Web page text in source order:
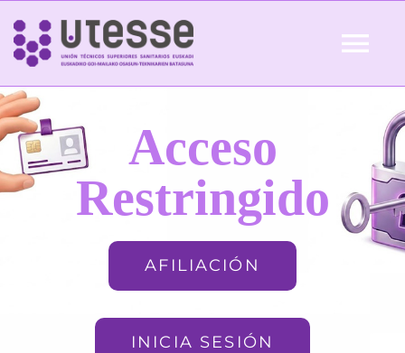
Skip
content
Inicio
QUIÉNES SOMOS Acceso
Restringido
AFILIACIÓN
INICIA SESIÓN